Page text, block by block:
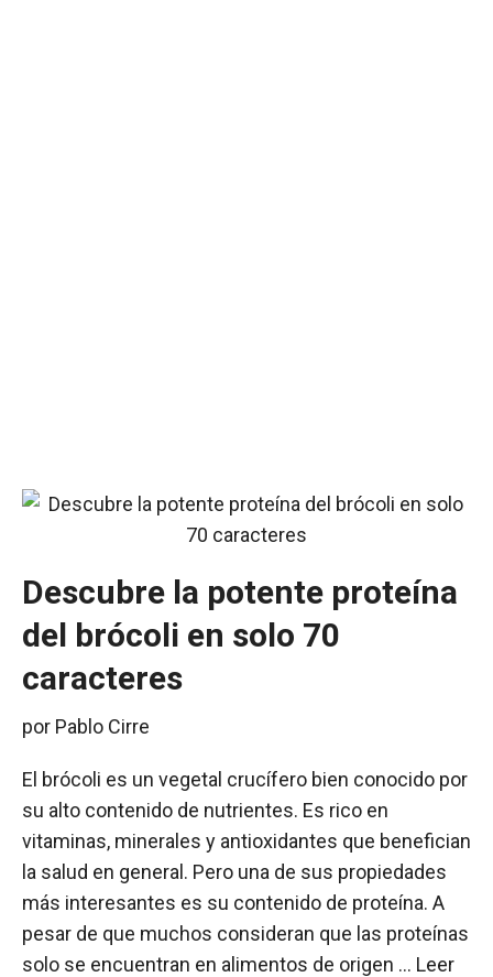
Descubre la potente proteína
del brócoli en solo 70
caracteres
por Pablo Cirre
El brócoli es un vegetal crucífero bien conocido por
su alto contenido de nutrientes. Es rico en
vitaminas, minerales y antioxidantes que benefician
la salud en general. Pero una de sus propiedades
más interesantes es su contenido de proteína. A
pesar de que muchos consideran que las proteínas
solo se encuentran en alimentos de origen … Leer